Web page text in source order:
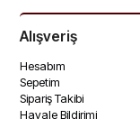
Alışveriş
Hesabım
Sepetim
Sipariş Takibi
Havale Bildirimi